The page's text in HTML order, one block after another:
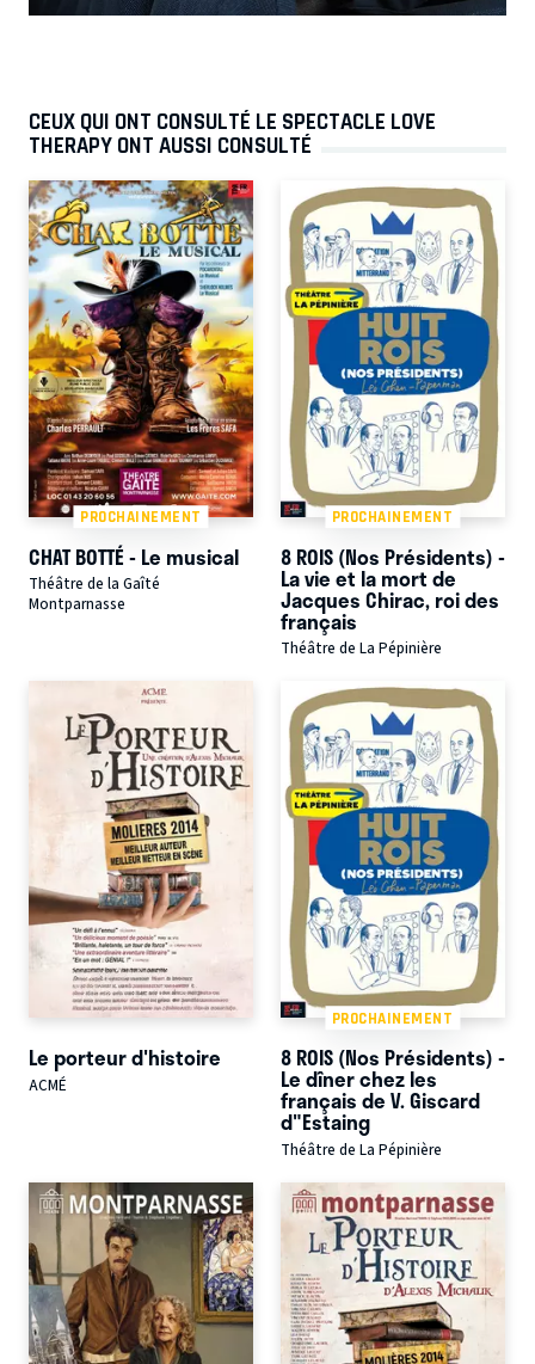
CEUX QUI ONT CONSULTÉ LE SPECTACLE LOVE
THERAPY ONT AUSSI CONSULTÉ
PROCHAINEMENT
CHAT BOTTÉ - Le musical
Théâtre de la Gaîté
Montparnasse
PROCHAINEMENT
8 ROIS (Nos Présidents) -
La vie et la mort de
Jacques Chirac, roi des
français
Théâtre de La Pépinière
Le porteur d'histoire
ACMÉ
PROCHAINEMENT
8 ROIS (Nos Présidents) -
Le dîner chez les
français de V. Giscard
d"Estaing
Théâtre de La Pépinière